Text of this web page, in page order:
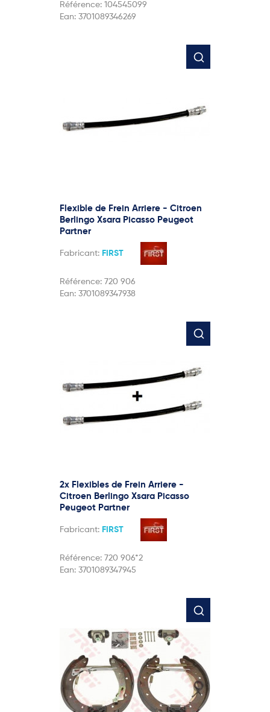
Référence: 104545099
Ean: 3701089346269
Flexible de Frein Arriere - Citroen
Berlingo Xsara Picasso Peugeot
Partner
Fabricant: FIRST
Référence: 720 906
Ean: 3701089347938
2x Flexibles de Frein Arriere -
Citroen Berlingo Xsara Picasso
Peugeot Partner
Fabricant: FIRST
Référence: 720 906*2
Ean: 3701089347945